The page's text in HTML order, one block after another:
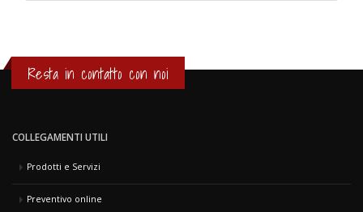
Resta in contatto con noi
COLLEGAMENTI UTILI
Prodotti e Servizi
Preventivo online